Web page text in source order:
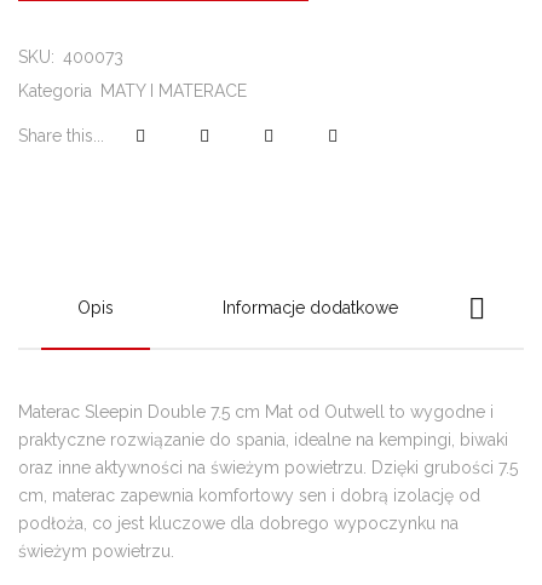
SKU: 400073
Kategoria MATY I MATERACE
Share this...
Opis Informacje dodatkowe
Materac Sleepin Double 7.5 cm Mat od Outwell to wygodne i
praktyczne rozwiązanie do spania, idealne na kempingi, biwaki
oraz inne aktywności na świeżym powietrzu. Dzięki grubości 7.5
cm, materac zapewnia komfortowy sen i dobrą izolację od
podłoża, co jest kluczowe dla dobrego wypoczynku na
świeżym powietrzu.